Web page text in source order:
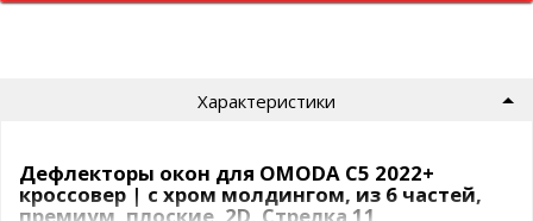
Характеристики
Дефлекторы окон для OMODA C5 2022+
кроссовер | с хром молдингом, из 6 частей,